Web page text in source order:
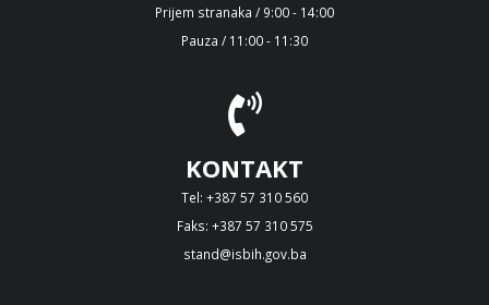
Prijem stranaka / 9:00 - 14:00
Pauza / 11:00 - 11:30
KONTAKT
Tel: +387 57 310 560
Faks: +387 57 310 575
stand@isbih.gov.ba